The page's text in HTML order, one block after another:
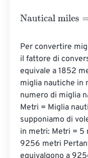
Nautical miles
Per convertire
il fattore di
equivale a 1852
miglia nautiche in
numero di miglia
Metri = Miglia
supponiamo di
in metri: Metri = 5
9256 metri